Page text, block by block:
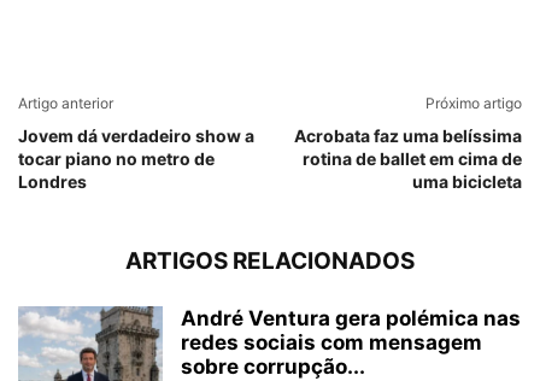
Artigo anterior
Jovem dá verdadeiro show a
tocar piano no metro de
Londres
Próximo artigo
Acrobata faz uma belíssima
rotina de ballet em cima de
uma bicicleta
ARTIGOS RELACIONADOS
André Ventura gera polémica nas
redes sociais com mensagem
sobre corrupção...